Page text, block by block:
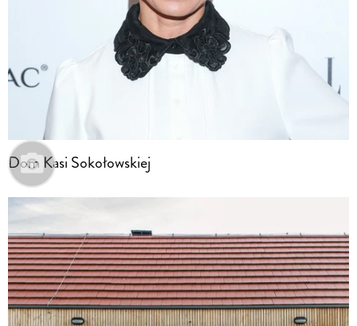
Dom Kasi Sokołowskiej